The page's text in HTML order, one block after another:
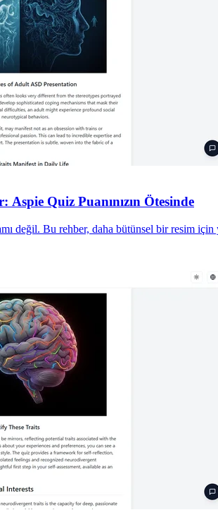
Quiz Puanınızın Ötesinde
değil. Bu rehber, daha bütünsel bir resim